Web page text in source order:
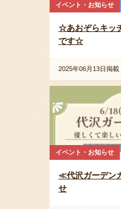
イベント・お知らせ
☆あおぞらキッ
です☆
2025年06月13日掲載
イベント・お知らせ
≪代沢ガーデン
せ